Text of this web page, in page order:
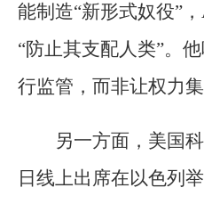
能制造“新形式奴役”
“防止其支配人类”。
行监管，而非让权力
另一方面，美国
日线上出席在以色列